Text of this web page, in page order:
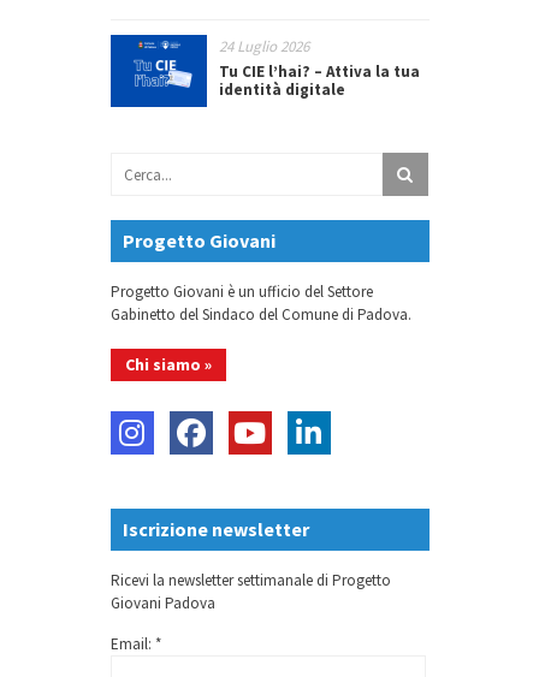
24 Luglio 2026
Tu CIE l’hai? – Attiva la tua
identità digitale
Progetto Giovani
Progetto Giovani è un ufficio del Settore
Gabinetto del Sindaco del Comune di Padova.
Chi siamo »
Iscrizione newsletter
Ricevi la newsletter settimanale di Progetto
Giovani Padova
Email: *